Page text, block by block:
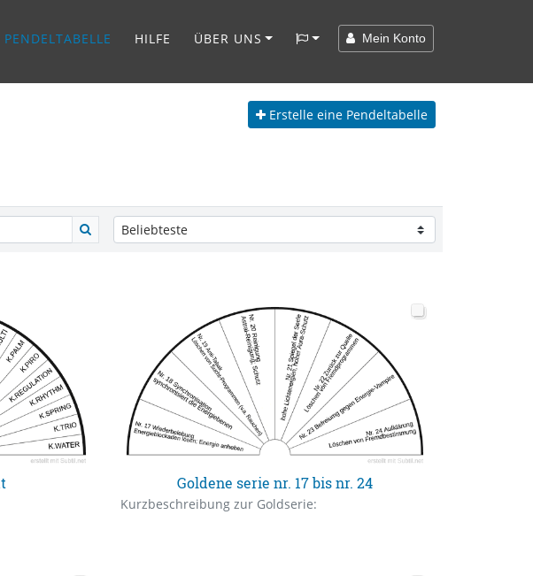
PENDELTABELLE HILFE ÜBER UNS Mein Konto
Erstelleeine Pendeltabelle
Goldene serie nr. 17 bis nr. 24
Kurzbeschreibung zur Goldserie: